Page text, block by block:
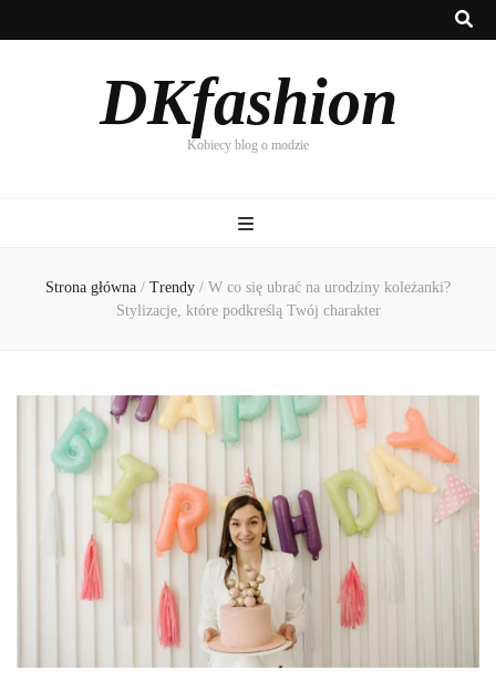
DKfashion
Kobiecy blog o modzie
Strona główna / Trendy / W co się ubrać na urodziny koleżanki?
Stylizacje, które podkreślą Twój charakter